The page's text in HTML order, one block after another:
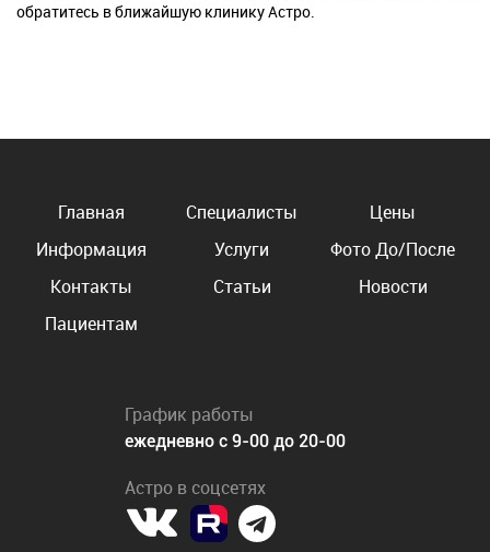
обратитесь в ближайшую клинику Астро.
Главная Специалисты
Цены
Информация
Услуги
Фото До/После
Контакты
Статьи
Новости
Пациентам
График работы
ежедневно с 9-00 до 20-00
Астро в соцсетях